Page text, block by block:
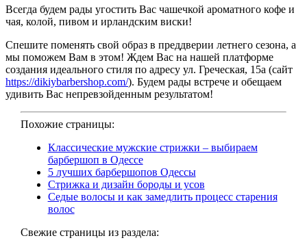
Всегда будем рады угостить Вас чашечкой ароматного кофе и
чая, колой, пивом и ирландским виски!
Спешите поменять свой образ в преддверии летнего сезона, а
мы поможем Вам в этом! Ждем Вас на нашей платформе
создания идеального стиля по адресу ул. Греческая, 15а (сайт
https://dikiybarbershop.com/). Будем рады встрече и обещаем
удивить Вас непревзойденным результатом!
Похожие страницы:
Классические мужские стрижки – выбираем
барбершоп в Одессе
5 лучших барбершопов Одессы
Стрижка и дизайн бороды и усов
Седые волосы и как замедлить процесс старения
волос
Свежие страницы из раздела: